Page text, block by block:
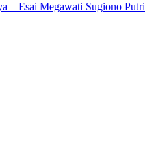
– Esai Megawati Sugiono Putri